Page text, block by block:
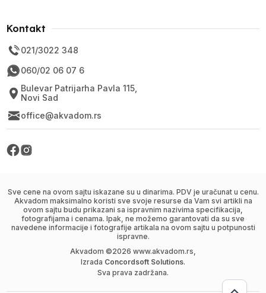
Kontakt
021/3022 348
060/02 06 07 6
Bulevar Patrijarha Pavla 115,
Novi Sad
office@akvadom.rs
Sve cene na ovom sajtu iskazane su u dinarima. PDV je uračunat u cenu.
Akvadom maksimalno koristi sve svoje resurse da Vam svi artikli na
ovom sajtu budu prikazani sa ispravnim nazivima specifikacija,
fotografijama i cenama. Ipak, ne možemo garantovati da su sve
navedene informacije i fotografije artikala na ovom sajtu u potpunosti
ispravne.
Akvadom ©2026 www.akvadom.rs,
Izrada Concordsoft Solutions.
Sva prava zadržana.